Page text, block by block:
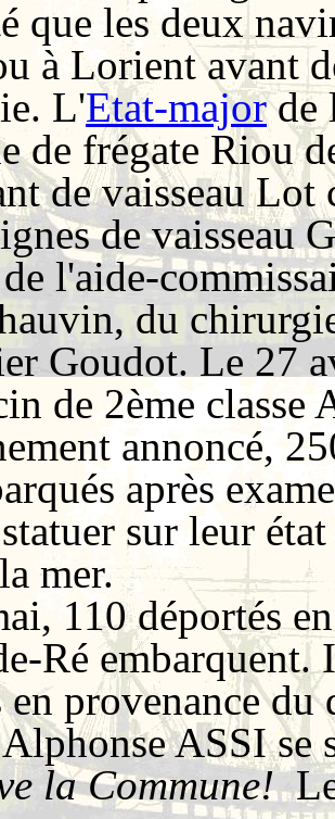
que les deux
à Lorient avant
L'Etat-majorde
de frégate Riou
de vaisseau Lot
de
l'aide-
du
Goudot. Le 27
de 2ème classe
annoncé,
après
sur leur
mer.
110 déportés
Ré embarquent.
en provenance
ASSI se
la Commune!